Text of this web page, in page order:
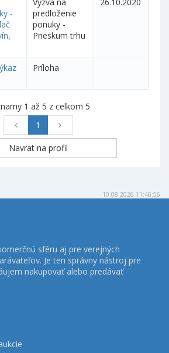
-
predloženie
ponuky -
Prieskum trhu
Príloha
1 až 5 z celkom 5
1
10.08.2026 11:46:56
sféru aj pre verejných
Je ten správny nástroj pre
nakupovať alebo predávať